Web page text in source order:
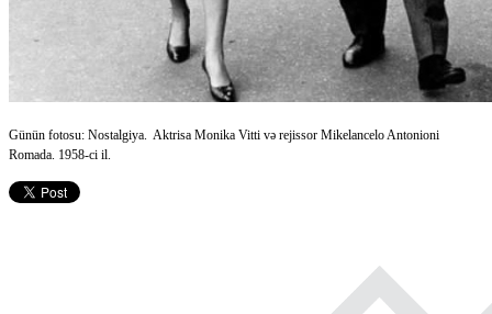
Günün fotosu: Nostalgiya. Aktrisa Monika Vitti və rejissor Mikelancelo Antonioni
Romada. 1958-ci il.